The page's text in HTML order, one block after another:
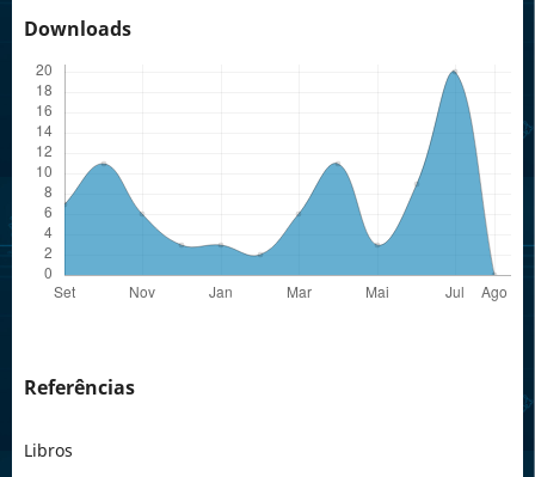
Downloads
Referências
Libros